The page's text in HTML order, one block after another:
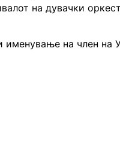
на дувачки
на член на